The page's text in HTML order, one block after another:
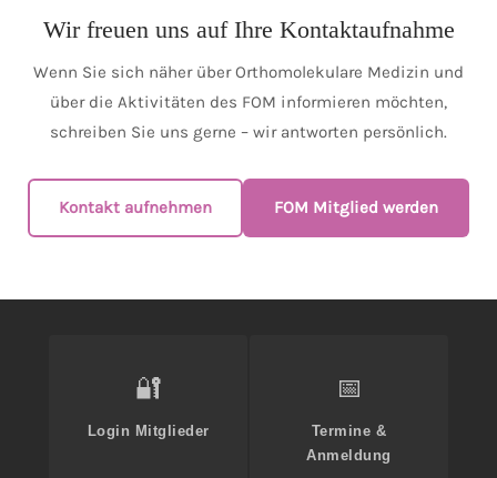
Wir freuen uns auf Ihre Kontaktaufnahme
Wenn Sie sich näher über Orthomolekulare Medizin und
über die Aktivitäten des FOM informieren möchten,
schreiben Sie uns gerne – wir antworten persönlich.
Kontakt aufnehmen FOM Mitglied werden
🔐
Login Mitglieder
📅
Termine &
Anmeldung